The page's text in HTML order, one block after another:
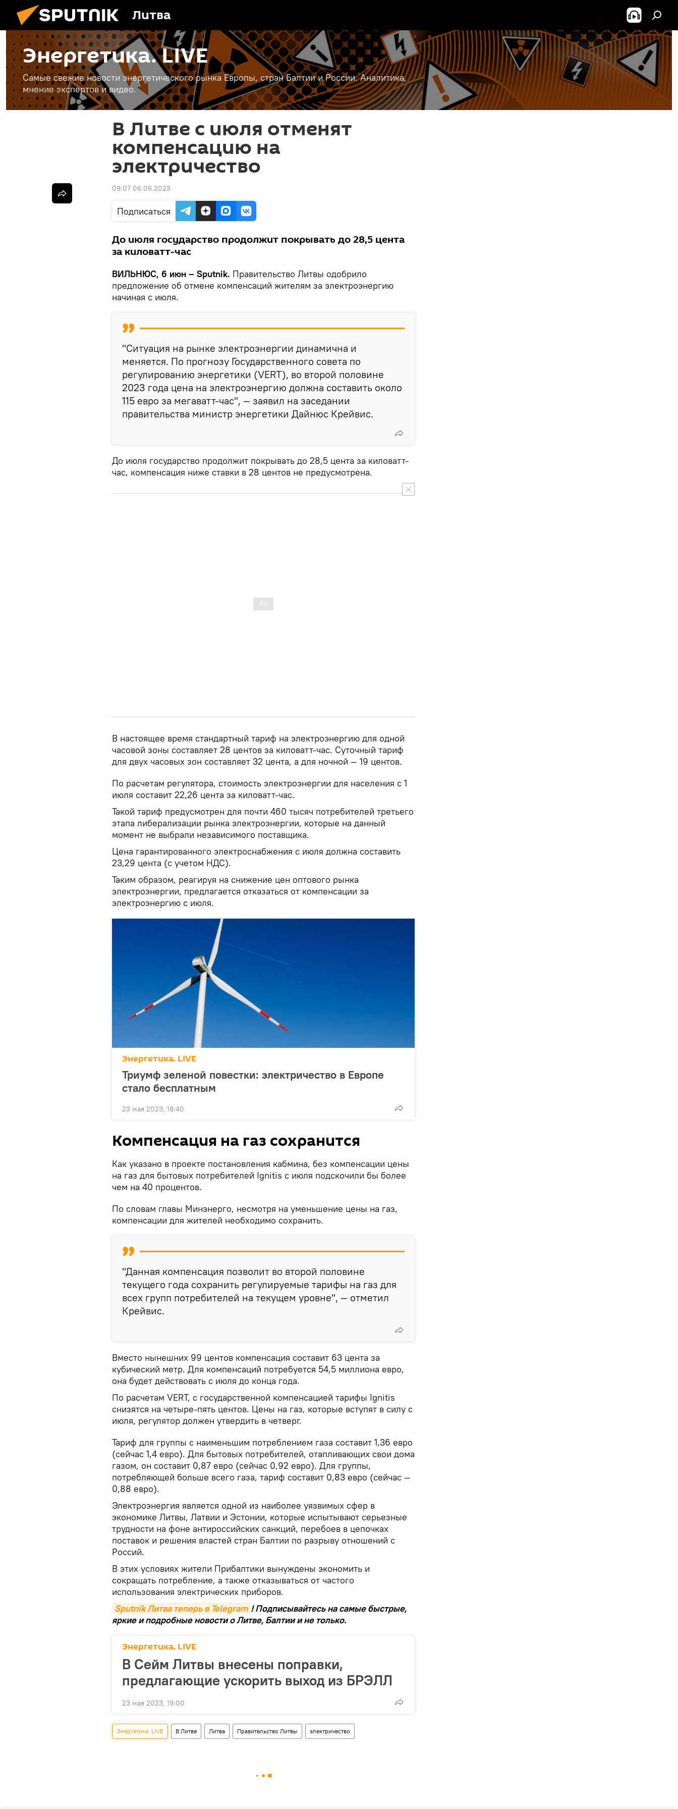
Литва
Энергетика. LIVE
Самые свежие новости энергетического рынка Европы, стран Балтии и России. Аналитика,
мнение экспертов и видео.
В Литве с июля отменят
компенсацию на
электричество
09:07 06.06.2023
Подписаться
До июля государство продолжит покрывать до 28,5 цента
за киловатт-час
ВИЛЬНЮС, 6 июн – Sputnik. Правительство Литвы одобрило
предложение об отмене компенсаций жителям за электроэнергию
начиная с июля.
"Ситуация на рынке электроэнергии динамична и
меняется. По прогнозу Государственного совета по
регулированию энергетики (VERT), во второй половине
2023 года цена на электроэнергию должна составить около
115 евро за мегаватт-час", — заявил на заседании
правительства министр энергетики Дайнюс Крейвис.
До июля государство продолжит покрывать до 28,5 цента за киловатт-
час, компенсация ниже ставки в 28 центов не предусмотрена.
В настоящее время стандартный тариф на электроэнергию для одной
часовой зоны составляет 28 центов за киловатт-час. Суточный тариф
для двух часовых зон составляет 32 цента, а для ночной — 19 центов.
По расчетам регулятора, стоимость электроэнергии для населения с 1
июля составит 22,26 цента за киловатт-час.
Такой тариф предусмотрен для почти 460 тысяч потребителей третьего
этапа либерализации рынка электроэнергии, которые на данный
момент не выбрали независимого поставщика.
Цена гарантированного электроснабжения с июля должна составить
23,29 цента (с учетом НДС).
Таким образом, реагируя на снижение цен оптового рынка
электроэнергии, предлагается отказаться от компенсации за
электроэнергию с июля.
Энергетика. LIVE
Триумф зеленой повестки: электричество в Европе
стало бесплатным
23 мая 2023, 18:40
Компенсация на газ сохранится
Как указано в проекте постановления кабмина, без компенсации цены
на газ для бытовых потребителей Ignitis с июля подскочили бы более
чем на 40 процентов.
По словам главы Минэнерго, несмотря на уменьшение цены на газ,
компенсации для жителей необходимо сохранить.
"Данная компенсация позволит во второй половине
текущего года сохранить регулируемые тарифы на газ для
всех групп потребителей на текущем уровне", — отметил
Крейвис.
Вместо нынешних 99 центов компенсация составит 63 цента за
кубический метр. Для компенсаций потребуется 54,5 миллиона евро,
она будет действовать с июля до конца года.
По расчетам VERT, с государственной компенсацией тарифы Ignitis
снизятся на четыре-пять центов. Цены на газ, которые вступят в силу с
июля, регулятор должен утвердить в четверг.
Тариф для группы с наименьшим потреблением газа составит 1,36 евро
(сейчас 1,4 евро). Для бытовых потребителей, отапливающих свои дома
газом, он составит 0,87 евро (сейчас 0,92 евро). Для группы,
потребляющей больше всего газа, тариф составит 0,83 евро (сейчас —
0,88 евро).
Электроэнергия является одной из наиболее уязвимых сфер в
экономике Литвы, Латвии и Эстонии, которые испытывают серьезные
трудности на фоне антироссийских санкций, перебоев в цепочках
поставок и решения властей стран Балтии по разрыву отношений с
Россий.
В этих условиях жители Прибалтики вынуждены экономить и
сокращать потребление, а также отказываться от частого
использования электрических приборов.
Sputnik Литва теперь в Telegram ! Подписывайтесь на самые быстрые,
яркие и подробные новости о Литве, Балтии и не только.
Энергетика. LIVE
В Сейм Литвы внесены поправки,
предлагающие ускорить выход из БРЭЛЛ
23 мая 2023, 19:00
Энергетика. LIVE В Литве Литва Правительство Литвы электричество